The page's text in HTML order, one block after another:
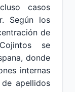
casos
Según los
de
se
donde
internas
apellidos